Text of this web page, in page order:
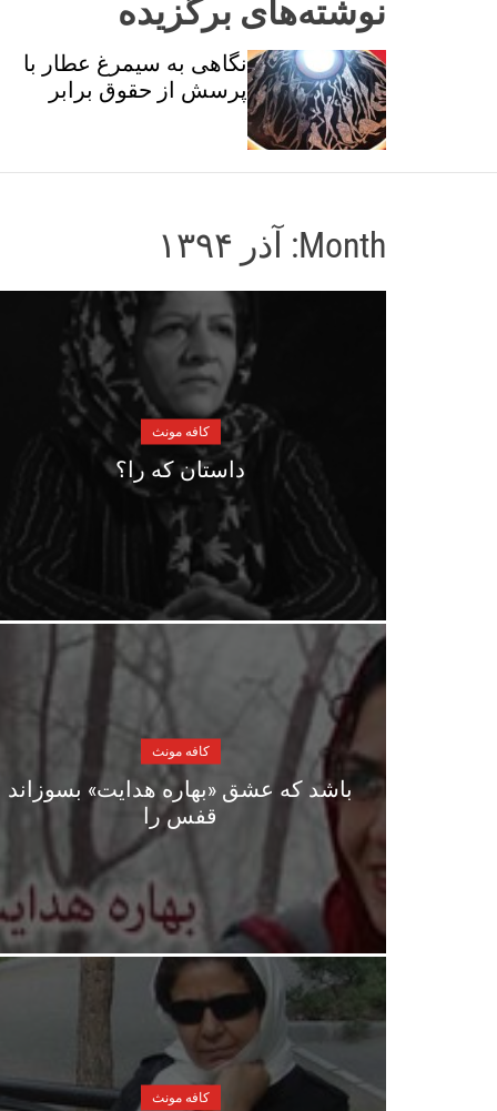
نوشته‌های برگزیده
نگاهی به سیمرغ عطار با
پرسش از حقوق برابر
Month: آذر ۱۳۹۴
کافه مونث
داستان که را؟
کافه مونث
باشد که عشق «بهاره هدایت» بسوزاند
قفس را
کافه مونث